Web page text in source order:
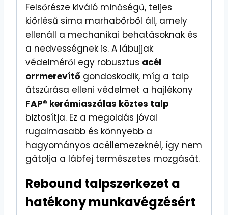
Felsőrésze kiváló minőségű, teljes
kiőrlésű sima marhabőrből áll, amely
ellenáll a mechanikai behatásoknak és
a nedvességnek is. A lábujjak
védelméről egy robusztus acél
orrmerevítő gondoskodik, míg a talp
átszúrása elleni védelmet a hajlékony
FAP® kerámiaszálas köztes talp
biztosítja. Ez a megoldás jóval
rugalmasabb és könnyebb a
hagyományos acéllemezeknél, így nem
gátolja a lábfej természetes mozgását.
Rebound talpszerkezet a
hatékony munkavégzésért